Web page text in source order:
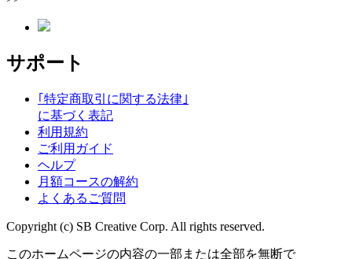
サポート
｢特定商取引に関する法律｣
に基づく表記
利用規約
ご利用ガイド
ヘルプ
月額コースの解約
よくあるご質問
Copyright (c) SB Creative Corp. All rights reserved.
このホームページの内容の一部または全部を無断で